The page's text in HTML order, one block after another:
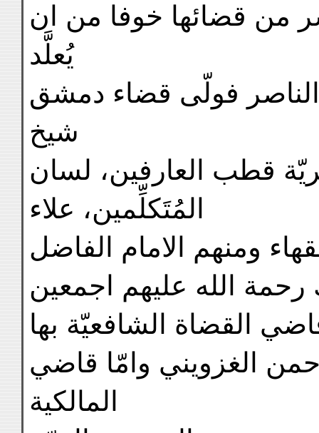
من قضائها خوفا من ان
يُعلَّد
الناصر فولّى قضاء دمشق
شيخ
قطب العارفين، لسان
المُتَكلِّمين، علاء
ومنهم الامام الفاضل
القضاة الشافعيّة بها
الغزويني وامّا قاضي
المالكية